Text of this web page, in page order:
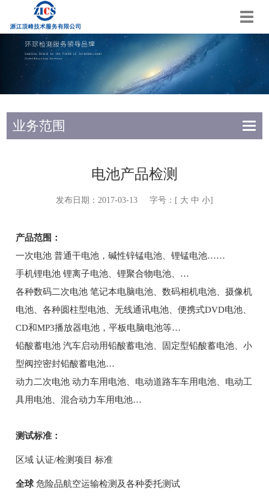
切
导
航
业务范围
电池产品检测
发布日期：2017-03-13 字号：[ 大 中 小]
产品范围：
一次电池 普通干电池，碱性锌锰电池、锂锰电池……
手机锂电池 锂离子电池、锂聚合物电池、…
各种数码二次电池 笔记本电脑电池、数码相机电池、摄像机
电池、各种圆柱型电池、无线通讯电池、便携式DVD电池、
CD和MP3播放器电池，平板电脑电池等…
铅酸蓄电池 汽车启动用铅酸蓄电池、固定型铅酸蓄电池、小
型阀控密封铅酸蓄电池…
动力二次电池 动力车用电池、电动道路车车用电池、电动工
具用电池、混合动力车用电池…
测试标准：
区域 认证/检测项目 标准
全球危险品航空运输检测及各种委托测试